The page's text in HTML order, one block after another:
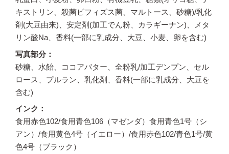
キストリン、殺菌ビフィズス菌、マルトース、砂糖)/乳化
剤(大豆由来)、安定剤(加工でん粉、カラギーナン)、メタ
リン酸Na、香料(一部に乳成分、大豆、小麦、卵を含む)
写真部分
砂糖、水飴、ココアバター、全粉乳/加工デンプン、セル
ロース、プルラン、乳化剤、香料(一部に乳成分、大豆を
含む)
インク
食用赤色102/食用青色106（マゼンダ）食用青色1号（シ
アン）/食用黄色4号（イエロー）/食用赤色102/青色1号/黄
色4号（ブラック）